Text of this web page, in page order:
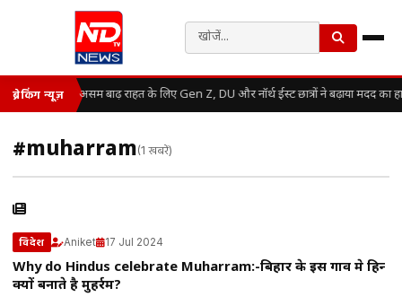
ब्रेकिंग न्यूज़ असम बाढ़ राहत के लिए Gen Z, DU और नॉर्थ ईस्ट छात्रों ने बढ़ाया मदद का
#muharram(1 खबरें)
विदेश Aniket 17 Jul 2024
Why do Hindus celebrate Muharram:-बिहार के इस गाव मे हिन्दू
क्यों बनाते है मुहर्रम?